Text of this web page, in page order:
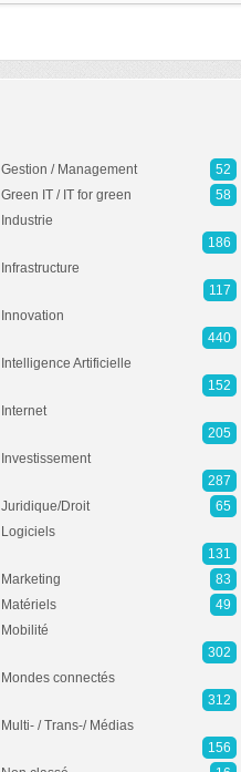
Gestion / Management
52
Green IT / IT for green
58
Industrie
186
Infrastructure
117
Innovation
440
Intelligence Artificielle
152
Internet
205
Investissement
287
Juridique/Droit
65
Logiciels
131
Marketing
83
Matériels
49
Mobilité
302
Mondes connectés
312
Multi- / Trans-/ Médias
156